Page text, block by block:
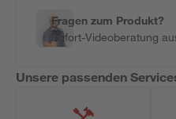
Fragen zum Produkt?
Sofort-Videoberatung
Unsere passenden